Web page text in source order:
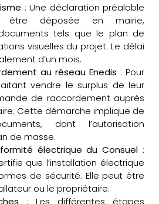
: Une déclaration préalable
déposée en mairie,
tels que le plan de
visuelles du projet. Le délai
d’un mois.
au réseau Enedis : Pour
vendre le surplus de leur
de raccordement auprès
Cette démarche implique de
dont l’autorisation
de masse.
électrique du Consuel :
que l’installation électrique
de sécurité. Elle peut être
ou le propriétaire.
: Les différentes étapes